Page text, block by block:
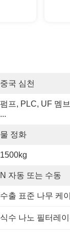
중국 심천
펌프, PLC, UF 멤
...
물 정화
1500kg
N 자동 또는 수동
수출 표준 나무 케
식수 나노 필터레